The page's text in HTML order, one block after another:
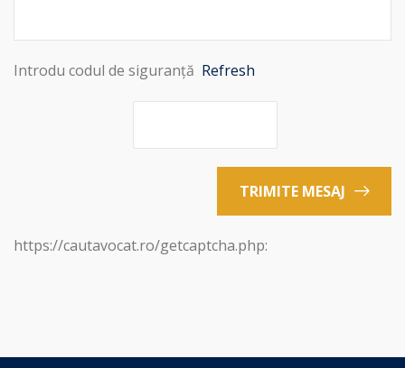
Introdu codul de siguranță Refresh
TRIMITE MESAJ
https://cautavocat.ro/getcaptcha.php: